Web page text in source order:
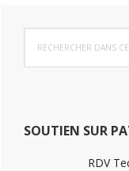
Barre
latérale
dans
ce
SOUTIEN SUR
RDV